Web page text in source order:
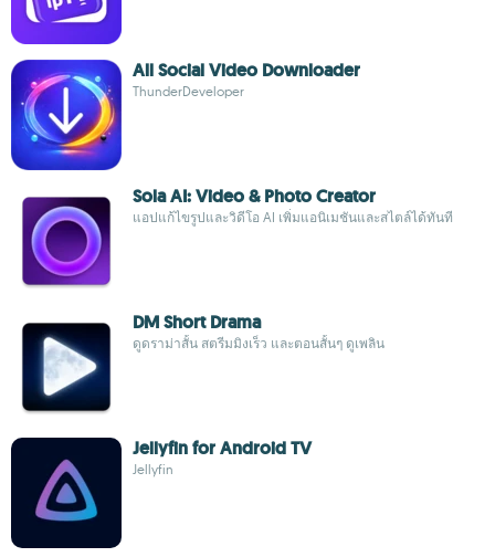
All Social Video Downloader
ThunderDeveloper
Sola AI: Video & Photo Creator
แอปแก้ไขรูปและวิดีโอ AI เพิ่มแอนิเมชันและสไตล์ได้ทันที
DM Short Drama
ดูดราม่าสั้น สตรีมมิงเร็ว และตอนสั้นๆ ดูเพลิน
Jellyfin for Android TV
Jellyfin